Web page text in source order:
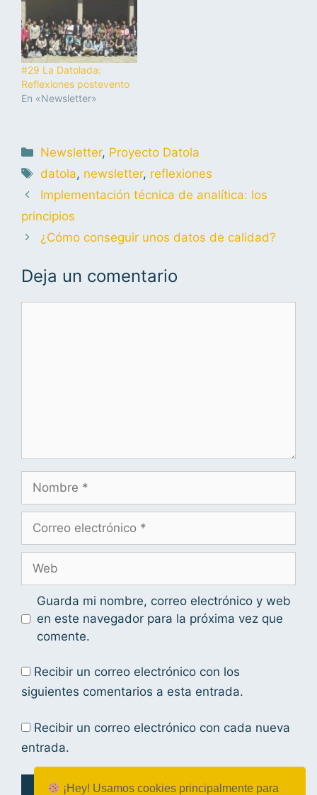
¡Hey! Usamos cookies principalmente para
#29 La Datolada:
Reflexiones postevento
En «Newsletter»
Newsletter, Proyecto Datola
datola, newsletter, reflexiones
Implementación técnica de analítica: los
principios
¿Cómo conseguir unos datos de calidad?
Deja un comentario
Guarda mi nombre, correo electrónico y web
en este navegador para la próxima vez que
comente.
Recibir un correo electrónico con los
siguientes comentarios a esta entrada.
Recibir un correo electrónico con cada nueva
entrada.